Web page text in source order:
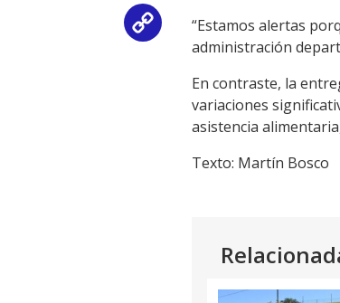
Copy“Estamos alertas
administración
En contraste, la
variaciones
asistencia
Texto: Martín Bosco